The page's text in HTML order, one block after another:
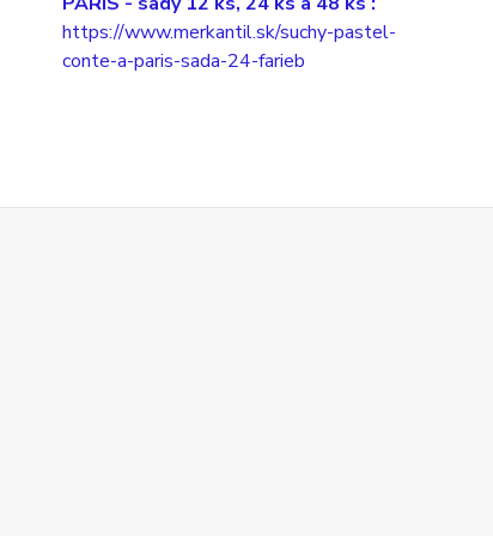
https://www.merkantil.sk/suchy-pastel-
conte-a-paris-sada-24-farieb